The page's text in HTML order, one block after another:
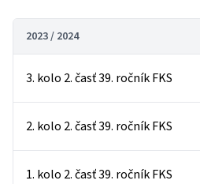
2023 / 2024
3. kolo 2. časť 39. ročník FKS
2. kolo 2. časť 39. ročník FKS
1. kolo 2. časť 39. ročník FKS